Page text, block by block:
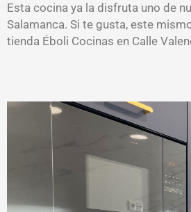
Esta cocina ya la disfruta uno de
Salamanca. Si te gusta, este
tienda Éboli Cocinas en Calle